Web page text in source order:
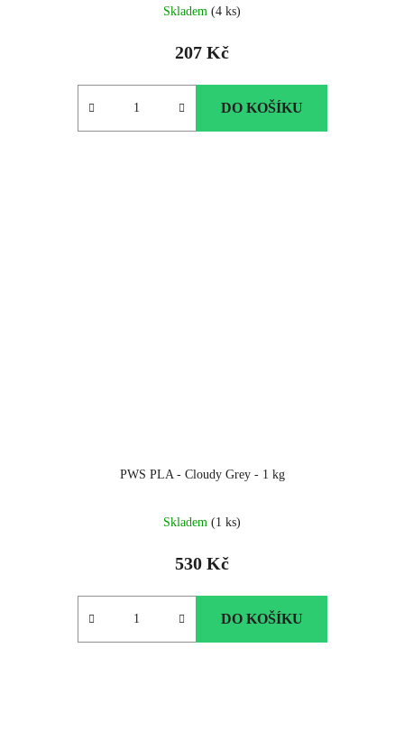
Skladem (4 ks)
207 Kč
DO KOŠÍKU
PWS PLA - Cloudy Grey - 1 kg
Skladem (1 ks)
530 Kč
DO KOŠÍKU